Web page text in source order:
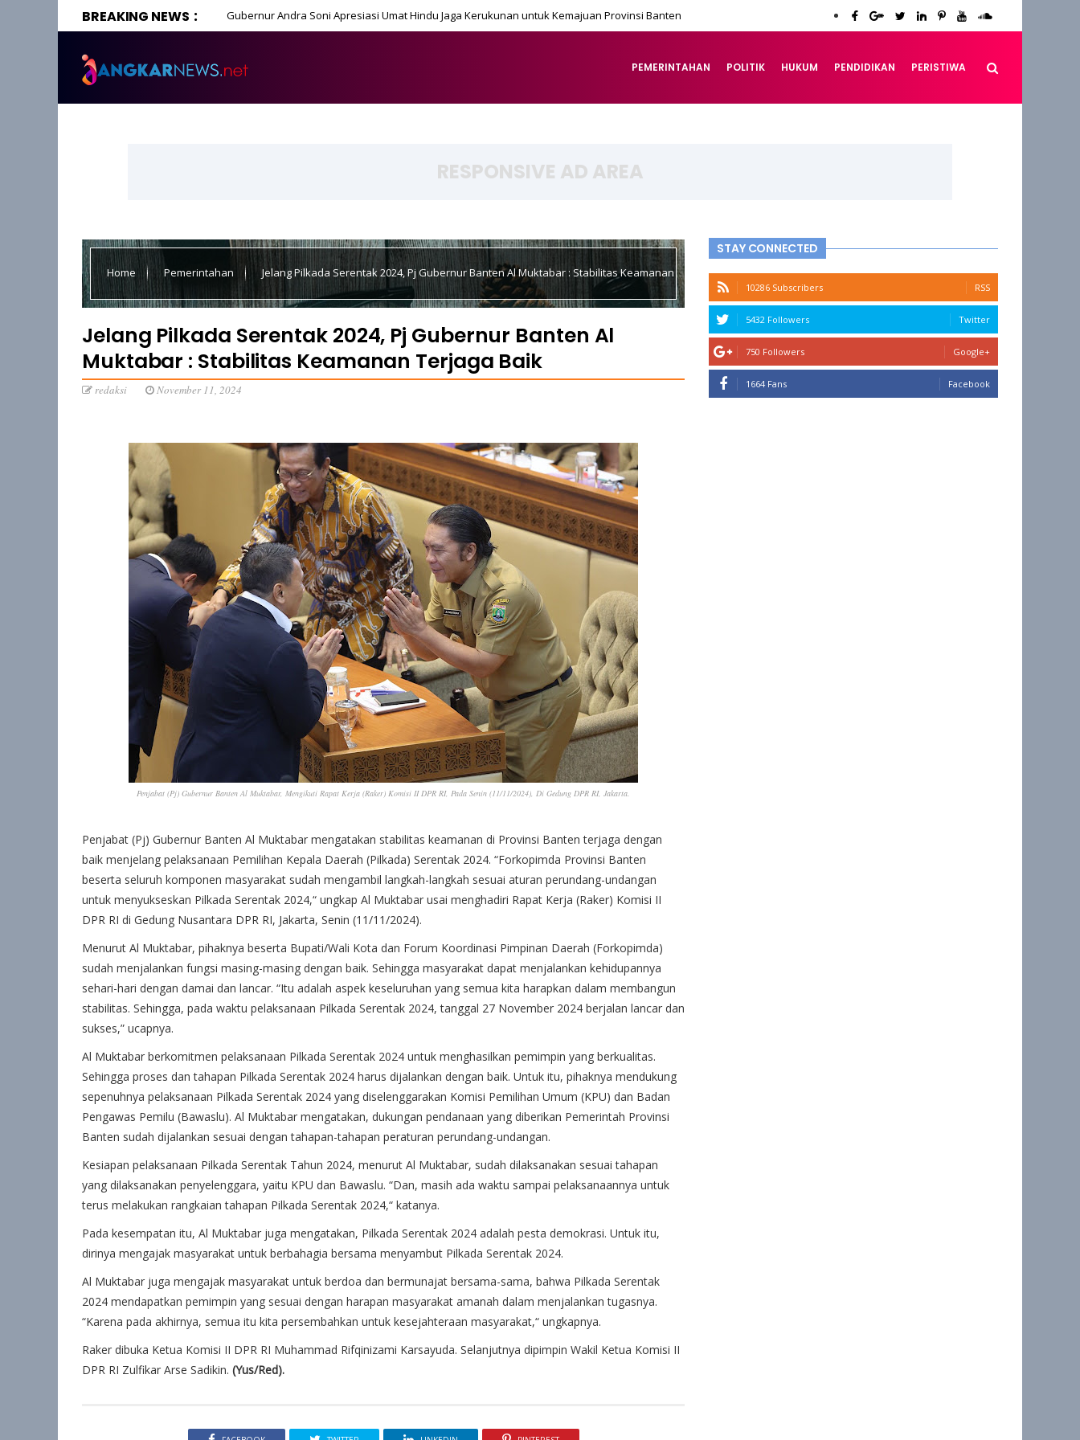
BREAKING NEWS Gubernur Andra Soni Apresiasi Umat Hindu Jaga Kerukunan untuk Kemajuan Provinsi Banten
PEMERINTAHAN POLITIK HUKUM PENDIDIKAN PERISTIWA
RESPONSIVE AD AREA
Home Pemerintahan Jelang Pilkada Serentak 2024, Pj Gubernur Banten Al Muktabar : Stabilitas Keamanan
Jelang Pilkada Serentak 2024, Pj Gubernur Banten Al
Muktabar : Stabilitas Keamanan Terjaga Baik
redaksi November 11, 2024
Penjabat (Pj) Gubernur Banten Al Muktabar, Mengikuti Rapat Kerja (Raker) Komisi II DPR RI, Pada Senin (11/11/2024), Di Gedung DPR RI, Jakarta.
Penjabat (Pj) Gubernur Banten Al Muktabar mengatakan stabilitas keamanan di Provinsi Banten terjaga dengan
baik menjelang pelaksanaan Pemilihan Kepala Daerah (Pilkada) Serentak 2024. “Forkopimda Provinsi Banten
beserta seluruh komponen masyarakat sudah mengambil langkah-langkah sesuai aturan perundang-undangan
untuk menyukseskan Pilkada Serentak 2024,“ ungkap Al Muktabar usai menghadiri Rapat Kerja (Raker) Komisi II
DPR RI di Gedung Nusantara DPR RI, Jakarta, Senin (11/11/2024).
Menurut Al Muktabar, pihaknya beserta Bupati/Wali Kota dan Forum Koordinasi Pimpinan Daerah (Forkopimda)
sudah menjalankan fungsi masing-masing dengan baik. Sehingga masyarakat dapat menjalankan kehidupannya
sehari-hari dengan damai dan lancar. “Itu adalah aspek keseluruhan yang semua kita harapkan dalam membangun
stabilitas. Sehingga, pada waktu pelaksanaan Pilkada Serentak 2024, tanggal 27 November 2024 berjalan lancar dan
sukses,” ucapnya.
Al Muktabar berkomitmen pelaksanaan Pilkada Serentak 2024 untuk menghasilkan pemimpin yang berkualitas.
Sehingga proses dan tahapan Pilkada Serentak 2024 harus dijalankan dengan baik. Untuk itu, pihaknya mendukung
sepenuhnya pelaksanaan Pilkada Serentak 2024 yang diselenggarakan Komisi Pemilihan Umum (KPU) dan Badan
Pengawas Pemilu (Bawaslu). Al Muktabar mengatakan, dukungan pendanaan yang diberikan Pemerintah Provinsi
Banten sudah dijalankan sesuai dengan tahapan-tahapan peraturan perundang-undangan.
Kesiapan pelaksanaan Pilkada Serentak Tahun 2024, menurut Al Muktabar, sudah dilaksanakan sesuai tahapan
yang dilaksanakan penyelenggara, yaitu KPU dan Bawaslu. “Dan, masih ada waktu sampai pelaksanaannya untuk
terus melakukan rangkaian tahapan Pilkada Serentak 2024,“ katanya.
Pada kesempatan itu, Al Muktabar juga mengatakan, Pilkada Serentak 2024 adalah pesta demokrasi. Untuk itu,
dirinya mengajak masyarakat untuk berbahagia bersama menyambut Pilkada Serentak 2024.
Al Muktabar juga mengajak masyarakat untuk berdoa dan bermunajat bersama-sama, bahwa Pilkada Serentak
2024 mendapatkan pemimpin yang sesuai dengan harapan masyarakat amanah dalam menjalankan tugasnya.
“Karena pada akhirnya, semua itu kita persembahkan untuk kesejahteraan masyarakat,“ ungkapnya.
Raker dibuka Ketua Komisi II DPR RI Muhammad Rifqinizami Karsayuda. Selanjutnya dipimpin Wakil Ketua Komisi II
DPR RI Zulfikar Arse Sadikin. (Yus/Red).
STAY CONNECTED
10286 Subscribers RSS
5432 Followers Twitter
750 Followers Google+
1664 Fans Facebook